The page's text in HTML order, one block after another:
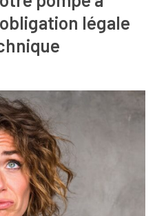
légale